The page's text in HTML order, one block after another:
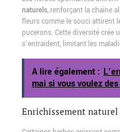
naturels, renforçant la chaîne
fleurs comme le souci attirent
pucerons. Cette diversité crée
s’entraident, limitant les
A lire également :
mai si vous voulez
Enrichissement naturel